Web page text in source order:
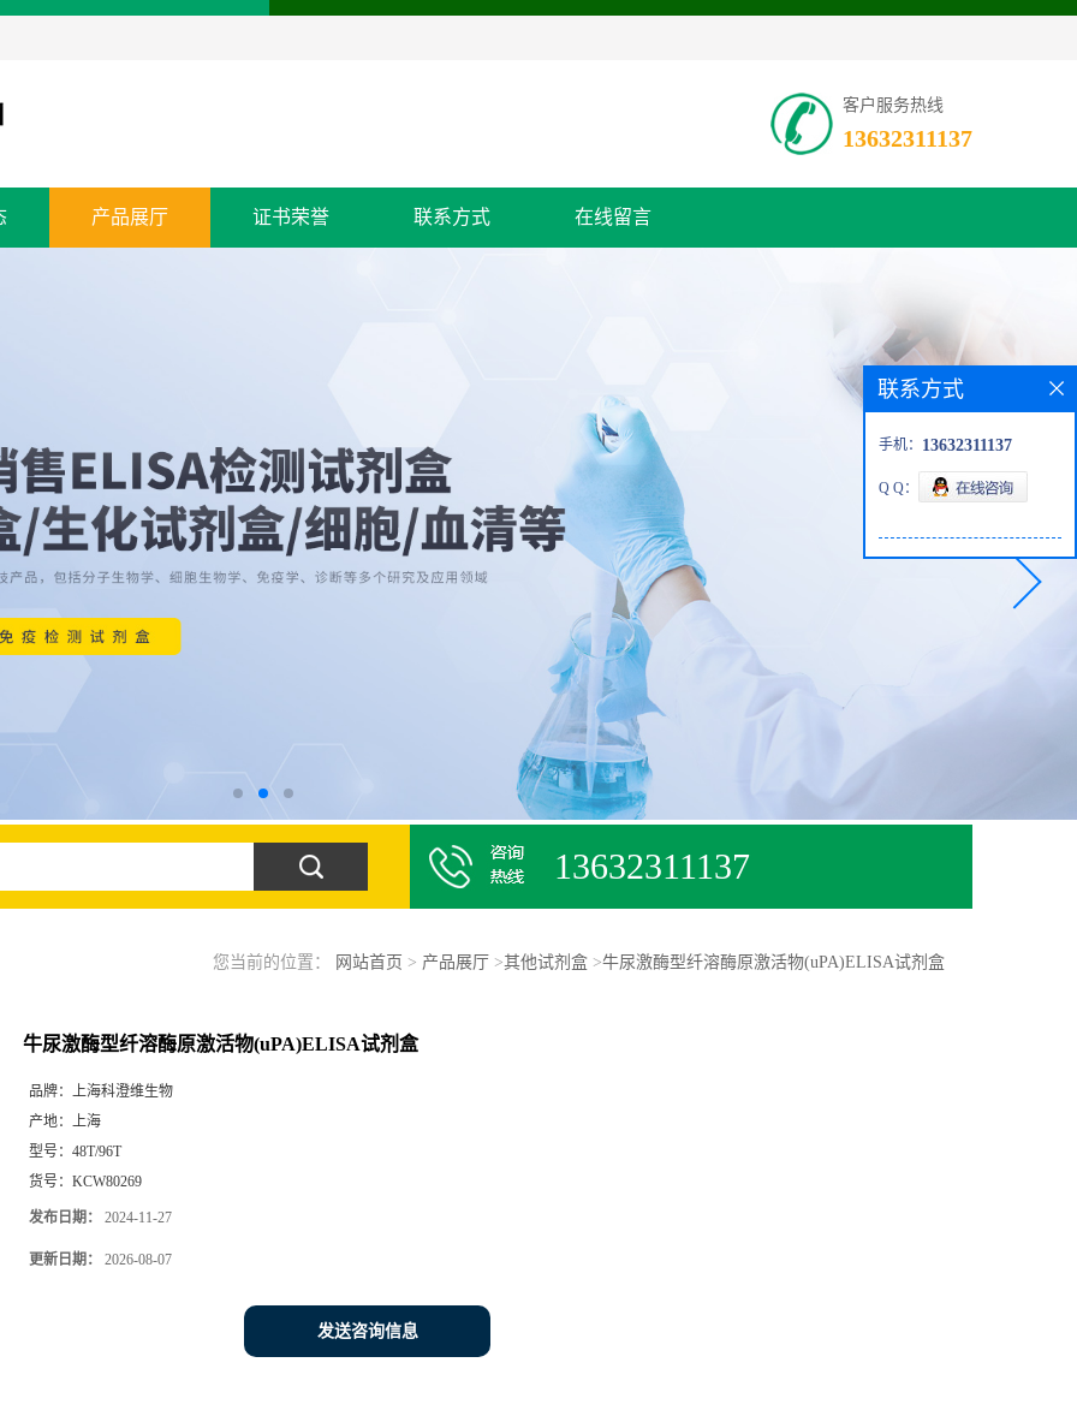
客户服务热线
13632311137
产品展厅 证书荣誉 联系方式 在线留言
13632311137
您当前的位置： 网站首页 > 产品展厅 >其他试剂盒>牛尿激酶型纤溶酶原激活物(uPA)ELISA试剂盒
牛尿激酶型纤溶酶原激活物(uPA)ELISA试剂盒
品牌： 上海科澄维生物
产地： 上海
型号： 48T/96T
货号： KCW80269
发布日期： 2024-11-27
更新日期： 2026-08-07
发送咨询信息
联系方式
手机： 13632311137
Q Q：